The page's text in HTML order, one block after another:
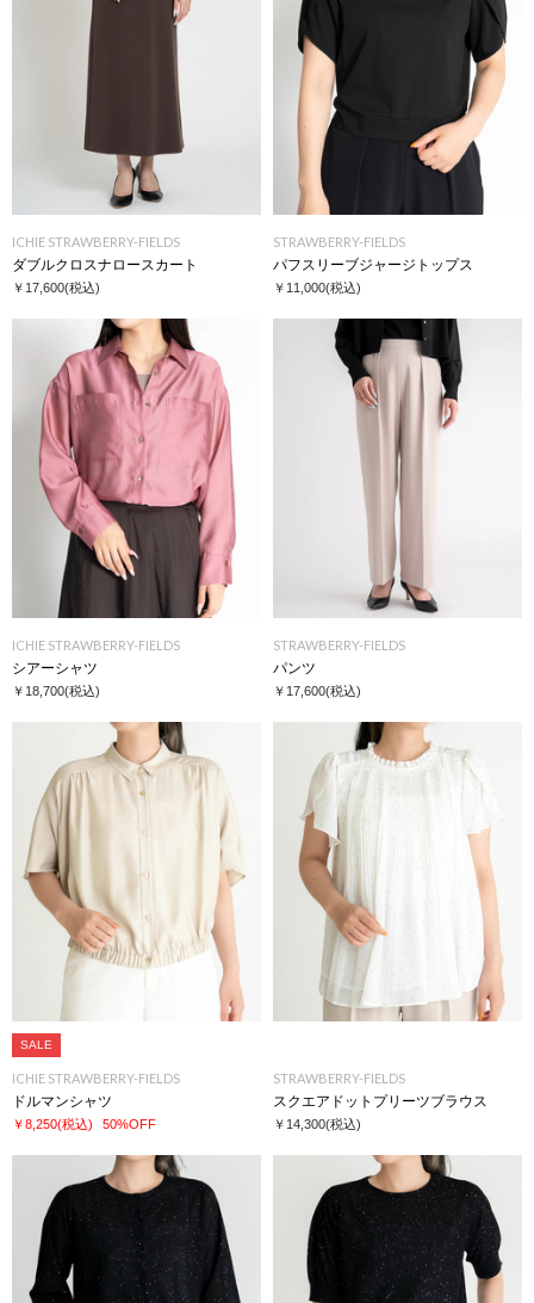
ICHIE STRAWBERRY-FIELDS
ダブルクロスナロースカート
￥17,600(税込)
STRAWBERRY-FIELDS
パフスリーブジャージトップス
￥11,000(税込)
ICHIE STRAWBERRY-FIELDS
シアーシャツ
￥18,700(税込)
STRAWBERRY-FIELDS
パンツ
￥17,600(税込)
SALE
ICHIE STRAWBERRY-FIELDS
ドルマンシャツ
￥8,250(税込) 50%OFF
STRAWBERRY-FIELDS
スクエアドットプリーツブラウス
￥14,300(税込)